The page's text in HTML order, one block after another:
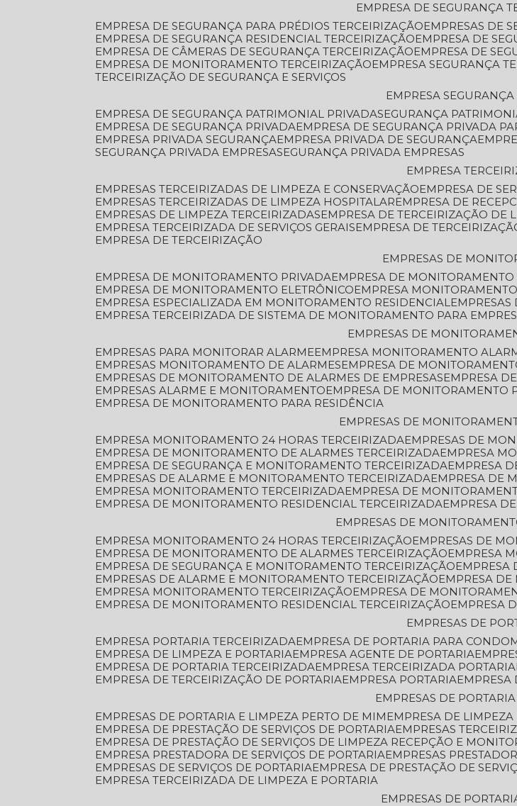
EMPRESA DE SEGURANÇA
EMPRESA DE SEGURANÇA PARA PRÉDIOS TERCEIRIZAÇÃO
EMPRESAS DE
EMPRESA DE SEGURANÇA RESIDENCIAL TERCEIRIZAÇÃO
EMPRESA DE
EMPRESA DE CÂMERAS DE SEGURANÇA TERCEIRIZAÇÃO
EMPRESA DE
EMPRESA DE MONITORAMENTO TERCEIRIZAÇÃO
EMPRESA SEGURANÇA
TERCEIRIZAÇÃO DE SEGURANÇA E SERVIÇOS
EMPRESA
EMPRESA DE SEGURANÇA PATRIMONIAL PRIVADA SEGURANÇA
EMPRESA DE SEGURANÇA PRIVADA
EMPRESA DE SEGURANÇA PRIVADA
EMPRESA PRIVADA SEGURANÇA
EMPRESA PRIVADA DE SEGURANÇA
SEGURANÇA PRIVADA EMPRESA SEGURANÇA PRIVADA EMPRESAS
EMPRESA
EMPRESAS TERCEIRIZADAS DE LIMPEZA E CONSERVAÇÃO
EMPRESA DE
EMPRESAS TERCEIRIZADAS DE LIMPEZA HOSPITALAR
EMPRESA DE
EMPRESAS DE LIMPEZA TERCEIRIZADAS
EMPRESA DE TERCEIRIZAÇÃO DE
EMPRESA TERCEIRIZADA DE SERVIÇOS GERAIS
EMPRESA DE
EMPRESA DE TERCEIRIZAÇÃO
EMPRESAS DE
EMPRESA DE MONITORAMENTO PRIVADA
EMPRESA DE MONITORAMENTO
EMPRESA DE MONITORAMENTO ELETRÔNICO
EMPRESA
EMPRESA ESPECIALIZADA EM MONITORAMENTO RESIDENCIAL
EMPRESA TERCEIRIZADA DE SISTEMA DE MONITORAMENTO PARA
EMPRESAS DE
EMPRESAS PARA MONITORAR ALARME
EMPRESA MONITORAMENTO
EMPRESAS MONITORAMENTO DE ALARMES
EMPRESA DE
EMPRESAS DE MONITORAMENTO DE ALARMES DE EMPRESAS
EMPRESA
EMPRESAS ALARME E MONITORAMENTO
EMPRESA DE MONITORAMENTO
EMPRESA DE MONITORAMENTO PARA RESIDÊNCIA
EMPRESAS DE
EMPRESA MONITORAMENTO 24 HORAS TERCEIRIZADA
EMPRESAS DE
EMPRESA DE MONITORAMENTO DE ALARMES TERCEIRIZADA
EMPRESA
EMPRESA DE SEGURANÇA E MONITORAMENTO TERCEIRIZADA
EMPRESA
EMPRESAS DE ALARME E MONITORAMENTO TERCEIRIZADA
EMPRESA DE
EMPRESA MONITORAMENTO TERCEIRIZADA
EMPRESA DE
EMPRESA DE MONITORAMENTO RESIDENCIAL TERCEIRIZADA
EMPRESA
EMPRESAS DE
EMPRESA MONITORAMENTO 24 HORAS TERCEIRIZAÇÃO
EMPRESAS DE
EMPRESA DE MONITORAMENTO DE ALARMES TERCEIRIZAÇÃO
EMPRESA
EMPRESA DE SEGURANÇA E MONITORAMENTO TERCEIRIZAÇÃO
EMPRESAS DE ALARME E MONITORAMENTO TERCEIRIZAÇÃO
EMPRESA
EMPRESA MONITORAMENTO TERCEIRIZAÇÃO
EMPRESA DE
EMPRESA DE MONITORAMENTO RESIDENCIAL TERCEIRIZAÇÃO
EMPRESA
EMPRESAS DE
EMPRESA PORTARIA TERCEIRIZADA
EMPRESA DE PORTARIA PARA
EMPRESA DE LIMPEZA E PORTARIA
EMPRESA AGENTE DE PORTARIA
EMPRESA DE PORTARIA TERCEIRIZADA
EMPRESA TERCEIRIZADA PORTARIA
EMPRESA DE TERCEIRIZAÇÃO DE PORTARIA
EMPRESA PORTARIA
EMPRESAS DE
EMPRESAS DE PORTARIA E LIMPEZA PERTO DE MIM
EMPRESA DE
EMPRESA DE PRESTAÇÃO DE SERVIÇOS DE PORTARIA
EMPRESAS
EMPRESA DE PRESTAÇÃO DE SERVIÇOS DE LIMPEZA RECEPÇÃO E
EMPRESA PRESTADORA DE SERVIÇOS DE PORTARIA
EMPRESAS
EMPRESAS DE SERVIÇOS DE PORTARIA
EMPRESA DE PRESTAÇÃO DE
EMPRESA TERCEIRIZADA DE LIMPEZA E PORTARIA
EMPRESAS DE